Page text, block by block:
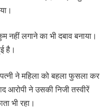
लगाने का भी दबाव बनाया।
है।
ने महिला को बहला फुसला कर
ने उसकी निजी तस्वीरें
भी रहा।